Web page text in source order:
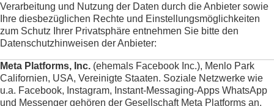
Verarbeitung und Nutzung der Daten durch die Anbieter sowie
Ihre diesbezüglichen Rechte und Einstellungsmöglichkeiten
zum Schutz Ihrer Privatsphäre entnehmen Sie bitte den
Datenschutzhinweisen der Anbieter:
Meta Platforms, Inc. (ehemals Facebook Inc.), Menlo Park
Californien, USA, Vereinigte Staaten. Soziale Netzwerke wie
u.a. Facebook, Instagram, Instant-Messaging-Apps WhatsApp
und Messenger gehören der Gesellschaft Meta Platforms an.